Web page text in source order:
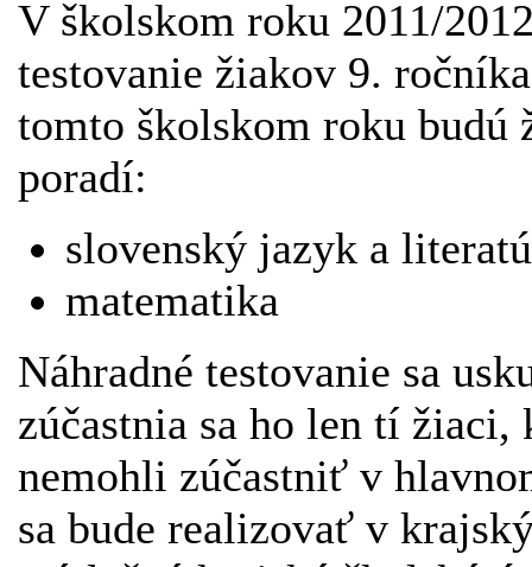
V školskom roku 2011/
testovanie žiakov 9.
tomto školskom roku budú
poradí:
slovenský jazyk a
matematika
Náhradné testovanie sa
zúčastnia sa ho len tí
nemohli zúčastniť v
sa bude realizovať v